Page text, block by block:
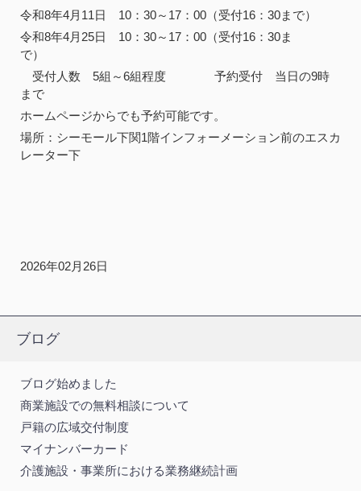
令和8年4月11日 10：30～17：00（受付16：30まで）
令和8年4月25日 10：30～17：00（受付16：30ま
で）
受付人数 5組～6組程度 予約受付 当日の9時
まで
ホームページからでも予約可能です。
場所：シーモール下関1階インフォーメーション前のエスカ
レーター下
2026年02月26日
ブログ
ブログ始めました
商業施設での無料相談について
戸籍の広域交付制度
マイナンバーカード
介護施設・事業所における業務継続計画